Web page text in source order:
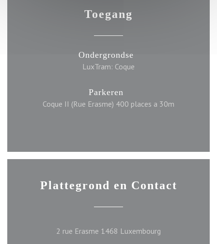
Toegang
Ondergrondse
LuxTram: Coque
Parkeren
Coque II (Rue Erasme) 400 places a 30m
Plattegrond en Contact
2 rue Erasme 1468 Luxembourg